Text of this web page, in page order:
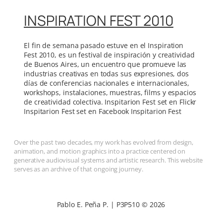
INSPIRATION FEST 2010
El fin de semana pasado estuve en el Inspiration
Fest 2010, es un festival de inspiración y creatividad
de Buenos Aires, un encuentro que promueve las
industrias creativas en todas sus expresiones, dos
días de conferencias nacionales e internacionales,
workshops, instalaciones, muestras, films y espacios
de creatividad colectiva. Inspitarion Fest set en Flickr
Inspitarion Fest set en Facebook Inspitarion Fest
Over the past two decades, my work has evolved from design,
animation, and motion graphics into a practice centered on
generative audiovisual systems and artistic research. This website
serves as an archive of that ongoing journey.
Pablo E. Peña P. | P3P510 © 2026